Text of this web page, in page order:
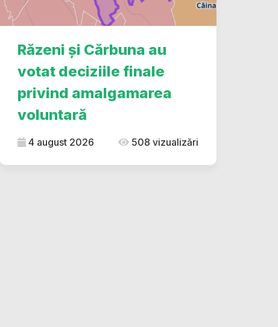
Răzeni și Cărbuna au
votat deciziile finale
privind amalgamarea
voluntară
4 august 2026 508 vizualizări